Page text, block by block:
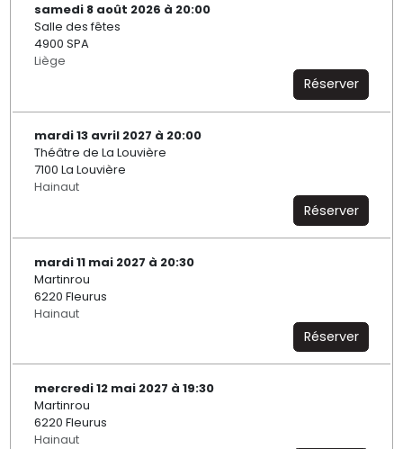
samedi 8 août 2026 à 20:00
Salle des fêtes
4900 SPA
Liège
Réserver
mardi 13 avril 2027 à 20:00
Théâtre de La Louvière
7100 La Louvière
Hainaut
Réserver
mardi 11 mai 2027 à 20:30
Martinrou
6220 Fleurus
Hainaut
Réserver
mercredi 12 mai 2027 à 19:30
Martinrou
6220 Fleurus
Hainaut